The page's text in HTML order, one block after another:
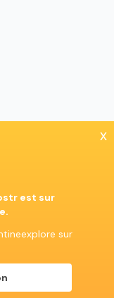
x
est sur
sur